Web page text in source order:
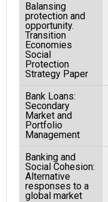
Balansing
protection and
opportunity.
Transition
Economies
Social
Protection
Strategy Paper
Bank Loans:
Secondary
Market and
Portfolio
Management
Banking and
Social Cohesion:
Alternative
responses to a
global market